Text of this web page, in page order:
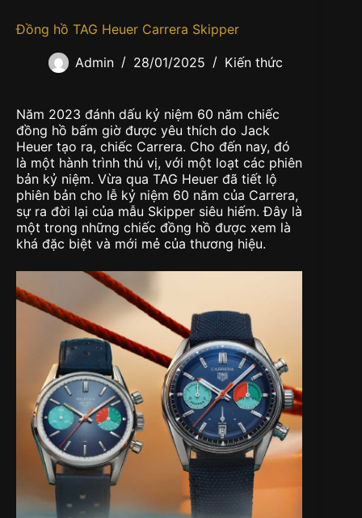
Đồng hồ TAG Heuer Carrera Skipper
Admin 28/01/2025 Kiến thức
Năm 2023 đánh dấu kỷ niệm 60 năm chiếc
đồng hồ bấm giờ được yêu thích do Jack
Heuer tạo ra, chiếc Carrera. Cho đến nay, đó
là một hành trình thú vị, với một loạt các phiên
bản kỷ niệm. Vừa qua TAG Heuer đã tiết lộ
phiên bản cho lễ kỷ niệm 60 năm của Carrera,
sự ra đời lại của mẫu Skipper siêu hiếm. Đây là
một trong những chiếc đồng hồ được xem là
khá đặc biệt và mới mẻ của thương hiệu.